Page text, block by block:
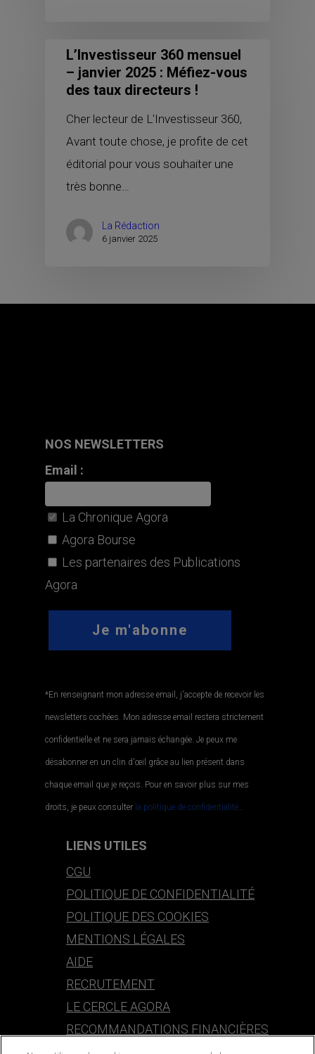
L’Investisseur 360 mensuel
– janvier 2025 : Méfiez-vous
des taux directeurs !
Cher lecteur de L'Investisseur 360,
Avant toute chose, je profite de cet
éditorial pour vous souhaiter une
très bonne…
La Rédaction
6 janvier 2025
NOS NEWSLETTERS
Email :
La Chronique Agora
Agora Bourse
Les partenaires des Publications
Agora
*En renseignant mon adresse email, j'accepte de recevoir les
newsletters cochées. Mon adresse email restera strictement
confidentielle et ne sera jamais échangée. Je peux me
désabonner en un clin d'œil grâce au lien présent dans
chaque email que je reçois. Pour en savoir plus sur mes
droits, je peux consulter la politique de confidentialité.
LIENS UTILES
CGU
POLITIQUE DE CONFIDENTIALITÉ
POLITIQUE DES COOKIES
MENTIONS LÉGALES
AIDE
RECRUTEMENT
LE CERCLE AGORA
RECOMMANDATIONS FINANCIÈRES